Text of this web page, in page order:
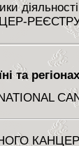
та